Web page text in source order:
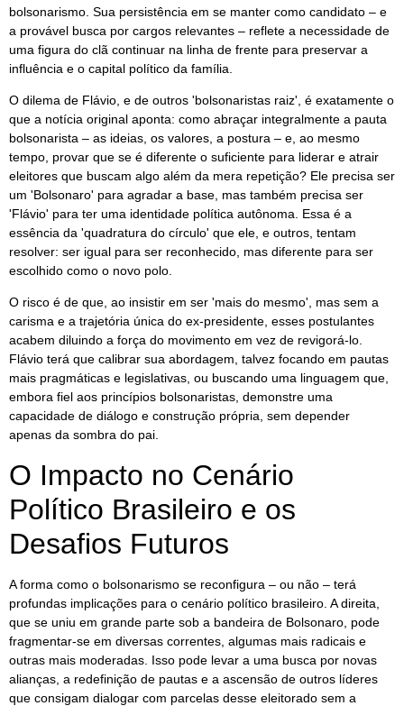
bolsonarismo. Sua persistência em se manter como candidato – e
a provável busca por cargos relevantes – reflete a necessidade de
uma figura do clã continuar na linha de frente para preservar a
influência e o capital político da família.
O dilema de Flávio, e de outros 'bolsonaristas raiz', é exatamente o
que a notícia original aponta: como abraçar integralmente a pauta
bolsonarista – as ideias, os valores, a postura – e, ao mesmo
tempo, provar que se é diferente o suficiente para liderar e atrair
eleitores que buscam algo além da mera repetição? Ele precisa ser
um 'Bolsonaro' para agradar a base, mas também precisa ser
'Flávio' para ter uma identidade política autônoma. Essa é a
essência da 'quadratura do círculo' que ele, e outros, tentam
resolver: ser igual para ser reconhecido, mas diferente para ser
escolhido como o novo polo.
O risco é de que, ao insistir em ser 'mais do mesmo', mas sem a
carisma e a trajetória única do ex-presidente, esses postulantes
acabem diluindo a força do movimento em vez de revigorá-lo.
Flávio terá que calibrar sua abordagem, talvez focando em pautas
mais pragmáticas e legislativas, ou buscando uma linguagem que,
embora fiel aos princípios bolsonaristas, demonstre uma
capacidade de diálogo e construção própria, sem depender
apenas da sombra do pai.
O Impacto no Cenário
Político Brasileiro e os
Desafios Futuros
A forma como o bolsonarismo se reconfigura – ou não – terá
profundas implicações para o cenário político brasileiro. A direita,
que se uniu em grande parte sob a bandeira de Bolsonaro, pode
fragmentar-se em diversas correntes, algumas mais radicais e
outras mais moderadas. Isso pode levar a uma busca por novas
alianças, a redefinição de pautas e a ascensão de outros líderes
que consigam dialogar com parcelas desse eleitorado sem a